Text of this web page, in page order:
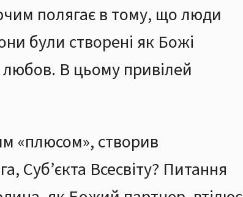
полягає в тому, що люди
були створені як Божі
В цьому привілей
«плюсом», створив
Суб’єкта Всесвіту? Питання